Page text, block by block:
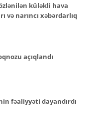
küləkli hava
və narıncı xəbərdarlıq
açıqlandı
fəaliyyəti dayandırdı